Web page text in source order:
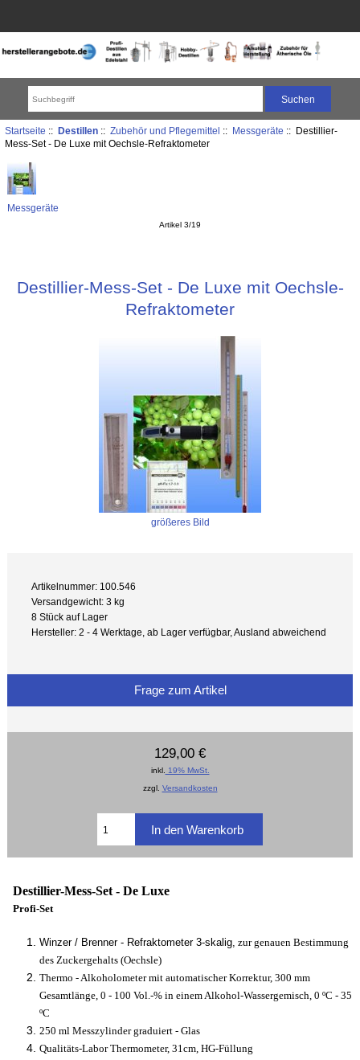
Startseite :: Destillen:: Zubehör und Pflegemittel :: Messgeräte :: Destillier-
Mess-Set - De Luxe mit Oechsle-Refraktometer
Messgeräte
Artikel 3/19
Destillier-Mess-Set - De Luxe mit Oechsle-
Refraktometer
größeres Bild
Artikelnummer: 100.546
Versandgewicht: 3 kg
8 Stück auf Lager
Hersteller: 2 - 4 Werktage, ab Lager verfügbar, Ausland abweichend
Frage zum Artikel
129,00 €
inkl. 19% MwSt.
zzgl. Versandkosten
Destillier-Mess-Set - De Luxe
Profi-Set
Winzer / Brenner - Refraktometer 3-skalig, zur genauen Bestimmung
des Zuckergehalts (Oechsle)
Thermo - Alkoholometer mit automatischer Korrektur,300 mm
Gesamtlänge,0 - 100 Vol.-% in einem Alkohol-Wassergemisch, 0 ºC - 35
ºC
250 ml Messzylinder graduiert - Glas
Qualitäts-Labor Thermometer, 31cm, HG-Füllung